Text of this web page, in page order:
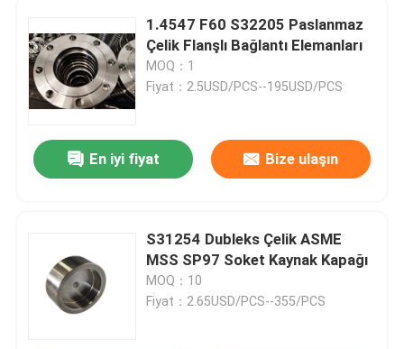
1.4547 F60 S32205 Paslanmaz
Çelik Flanşlı Bağlantı Elemanları
MOQ：1
Fiyat：2.5USD/PCS--195USD/PCS
En iyi fiyat Bize ulaşın
S31254 Dubleks Çelik ASME
MSS SP97 Soket Kaynak Kapağı
MOQ：10
Fiyat：2.65USD/PCS--355/PCS